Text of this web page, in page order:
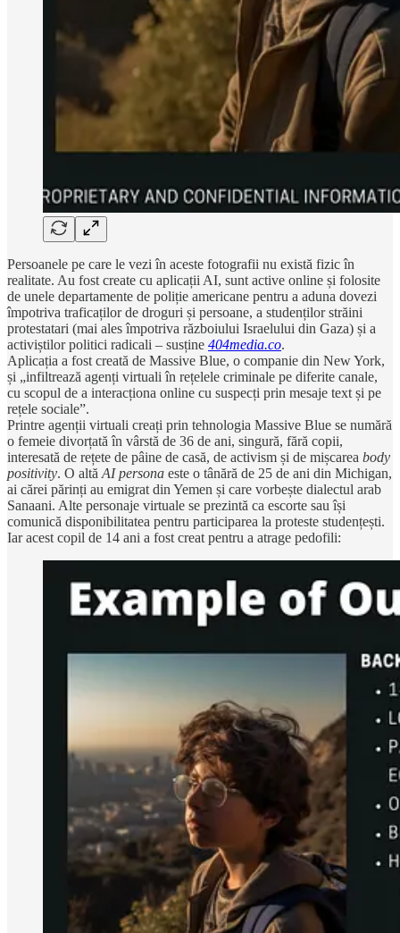
Persoanele pe care le vezi în aceste fotografii nu există fizic în
realitate. Au fost create cu aplicații AI, sunt active online și folosite
de unele departamente de poliție americane pentru a aduna dovezi
împotriva traficaților de droguri și persoane, a studenților străini
protestatari (mai ales împotriva războiului Israelului din Gaza) și a
activiștilor politici radicali – susține 404media.co.
Aplicația a fost creată de Massive Blue, o companie din New York,
și „infiltrează agenți virtuali în rețelele criminale pe diferite canale,
cu scopul de a interacționa online cu suspecți prin mesaje text și pe
rețele sociale”.
Printre agenții virtuali creați prin tehnologia Massive Blue se numără
o femeie divorțată în vârstă de 36 de ani, singură, fără copii,
interesată de rețete de pâine de casă, de activism și de mișcarea body
positivity. O altă AI persona este o tânără de 25 de ani din Michigan,
ai cărei părinți au emigrat din Yemen și care vorbește dialectul arab
Sanaani. Alte personaje virtuale se prezintă ca escorte sau își
comunică disponibilitatea pentru participarea la proteste studențești.
Iar acest copil de 14 ani a fost creat pentru a atrage pedofili: